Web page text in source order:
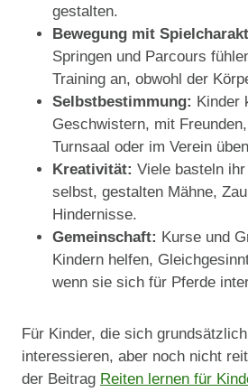
gestalten.
Bewegung mit
Springen und Parcours
Training an, obwohl der
Selbstbestimmung: Kinder
Geschwistern, mit
Turnsaal oder im Verein
Kreativität: Viele basteln
selbst, gestalten Mähne,
Hindernisse.
Gemeinschaft: Kurse und
Kindern helfen,
wenn sie sich für Pferde
Für Kinder, die sich
interessieren, aber noch nicht
der Beitrag Reiten lernen für